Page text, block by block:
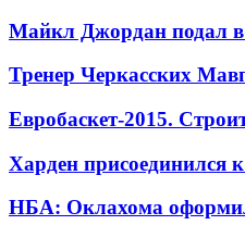
Майкл Джордан подал в
Тренер Черкасских
Евробаскет-2015.
Харден присоединился
НБА: Оклахома